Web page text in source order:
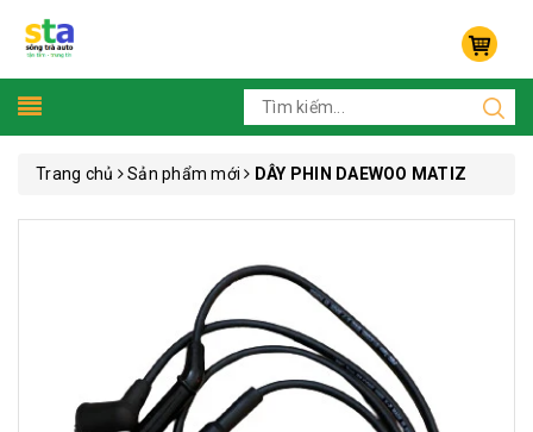
Trang chủ Sản phẩm mới DÂY PHIN DAEWOO MATIZ